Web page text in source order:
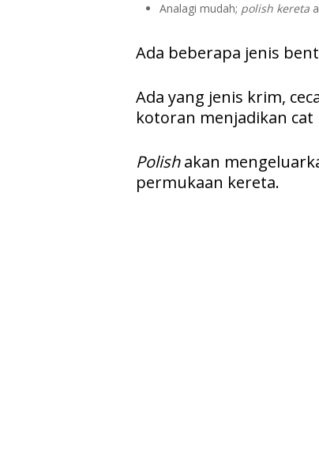
Analagi mudah; polish kereta
Ada beberapa jenis
Ada yang jenis krim,
kotoran menjadikan cat
Polishakan
permukaan kereta.